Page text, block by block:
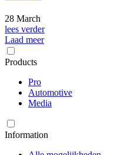
28 March
lees verder
Laad meer
Products
Pro
Automotive
Media
Information